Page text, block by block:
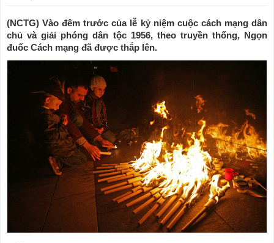
(NCTG) Vào đêm trước của lễ kỷ niệm cuộc cách mạng dân
chủ và giải phóng dân tộc 1956, theo truyền thống, Ngọn
đuốc Cách mạng đã được thắp lên.